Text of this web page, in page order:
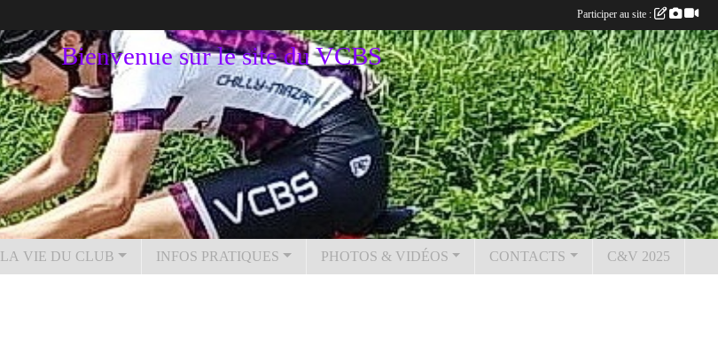
Bienvenue sur le site du VCBS
LA VIE DU CLUB INFOS PRATIQUES PHOTOS & VIDÉOS CONTACTS C&V 2025
Participer au site :